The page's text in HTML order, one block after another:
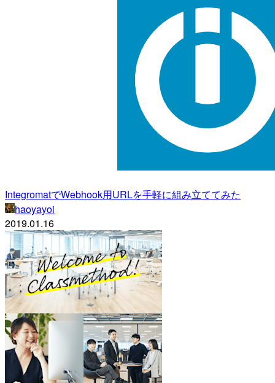
IntegromatでWebhook用URLを手軽に組み立ててみた
haoyayoi
2019.01.16